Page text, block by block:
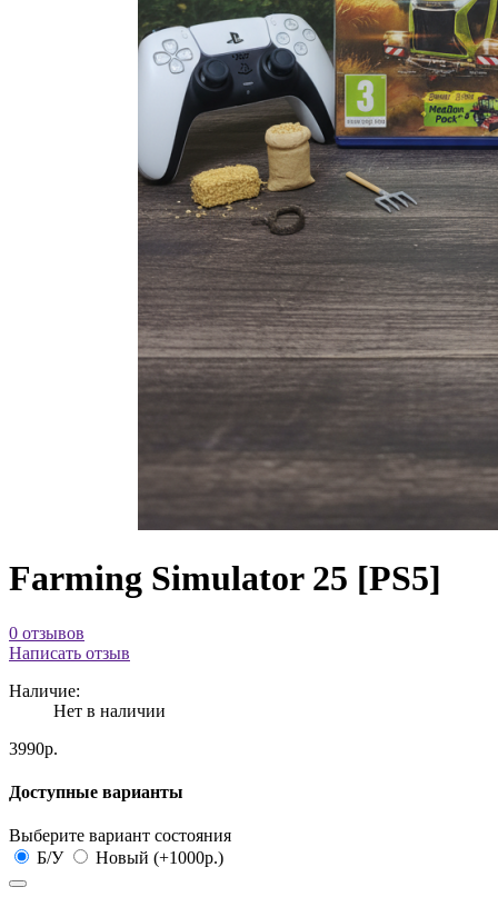
Farming Simulator 25 [PS5]
0 отзывов
Написать отзыв
Наличие:
Нет в наличии
3990р.
Доступные варианты
Выберите вариант состояния
Б/У
Новый (+1000р.)